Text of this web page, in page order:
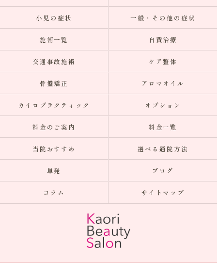
小児の症状 一般・その他の症状
施術一覧 自費治療
交通事故施術 ケア整体
骨盤矯正 アロマオイル
カイロプラクティック オプション
料金のご案内 料金一覧
当院おすすめ 選べる通院方法
単発 ブログ
コラム サイトマップ